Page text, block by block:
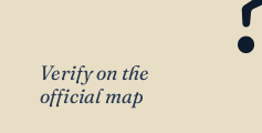
Verify on the
official map